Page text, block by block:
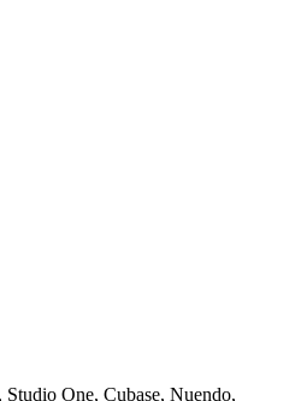
One, Cubase, Nuendo,